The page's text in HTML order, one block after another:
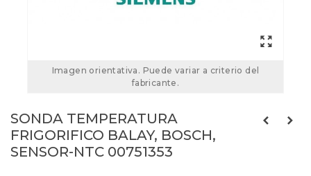
Imagen orientativa. Puede variar a criterio del
fabricante.
SONDA TEMPERATURA
FRIGORIFICO BALAY, BOSCH,
SENSOR-NTC 00751353